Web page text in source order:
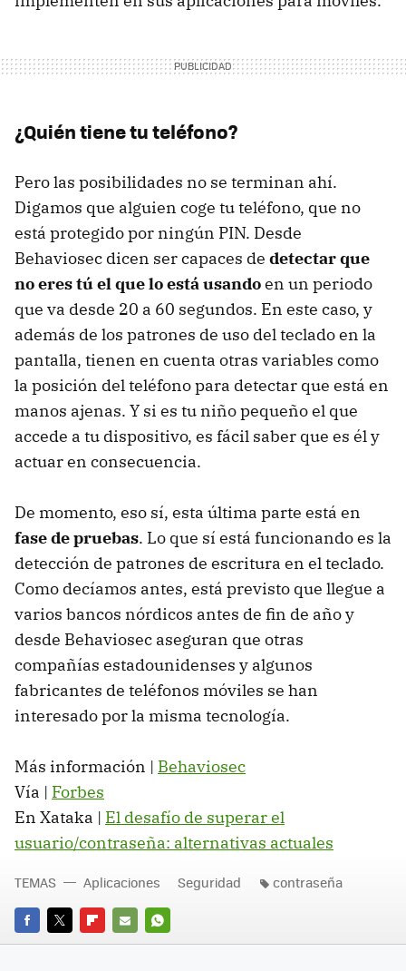
¿Quién tiene tu teléfono?
Pero las posibilidades no se terminan ahí.
Digamos que alguien coge tu teléfono, que no
está protegido por ningún PIN. Desde
Behaviosec dicen ser capaces de detectar que
no eres tú el que lo está usandoen un periodo
que va desde 20 a 60 segundos. En este caso, y
además de los patrones de uso del teclado en la
pantalla, tienen en cuenta otras variables como
la posición del teléfono para detectar que está en
manos ajenas. Y si es tu niño pequeño el que
accede a tu dispositivo, es fácil saber que es él y
actuar en consecuencia.
De momento, eso sí, esta última parte está en
fase de pruebas. Lo que sí está funcionando es la
detección de patrones de escritura en el teclado.
Como decíamos antes, está previsto que llegue a
varios bancos nórdicos antes de fin de año y
desde Behaviosec aseguran que otras
compañías estadounidenses y algunos
fabricantes de teléfonos móviles se han
interesado por la misma tecnología.
Más información | Behaviosec
Vía | Forbes
En Xataka | El desafío de superar el
usuario/contraseña: alternativas actuales
FACEBOOK
TWITTERFLIPBOARD
E-
WHATSAPP
TEMAS Aplicaciones Seguridad contraseña